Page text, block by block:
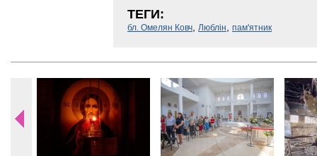
ТЕГИ:
бл. Омелян Ковч Люблін пам'ятник